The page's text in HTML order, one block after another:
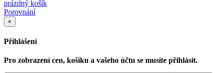
prázdný košík
Porovnání
×
Přihlášení
Pro zobrazení cen, košíku a vašeho účtu se musíte přihlásit.